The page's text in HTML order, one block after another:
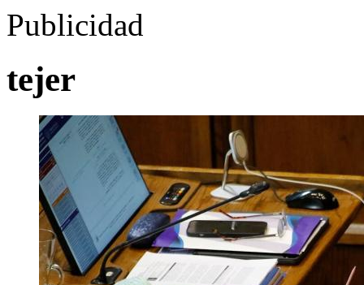
Publicidad
tejer